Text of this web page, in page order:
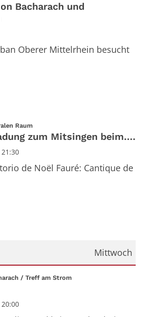
Bacharach und
Oberer Mittelrhein besucht
Raum:
zum Mitsingen beim....
de Noël Fauré: Cantique de
Mittwoch
2026/ Treff am Strom: